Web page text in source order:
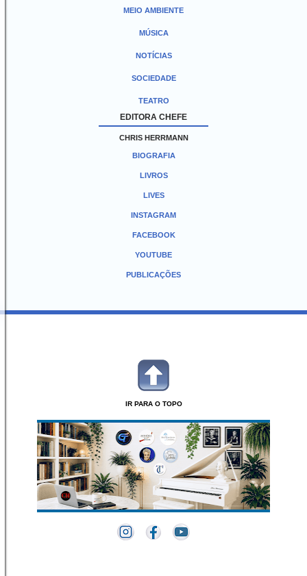
MEIO AMBIENTE
MÚSICA
NOTÍCIAS
SOCIEDADE
TEATRO
EDITORA CHEFE
CHRIS HERRMANN
BIOGRAFIA
LIVROS
LIVES
INSTAGRAM
FACEBOOK
YOUTUBE
PUBLICAÇÕES
IR PARA O TOPO